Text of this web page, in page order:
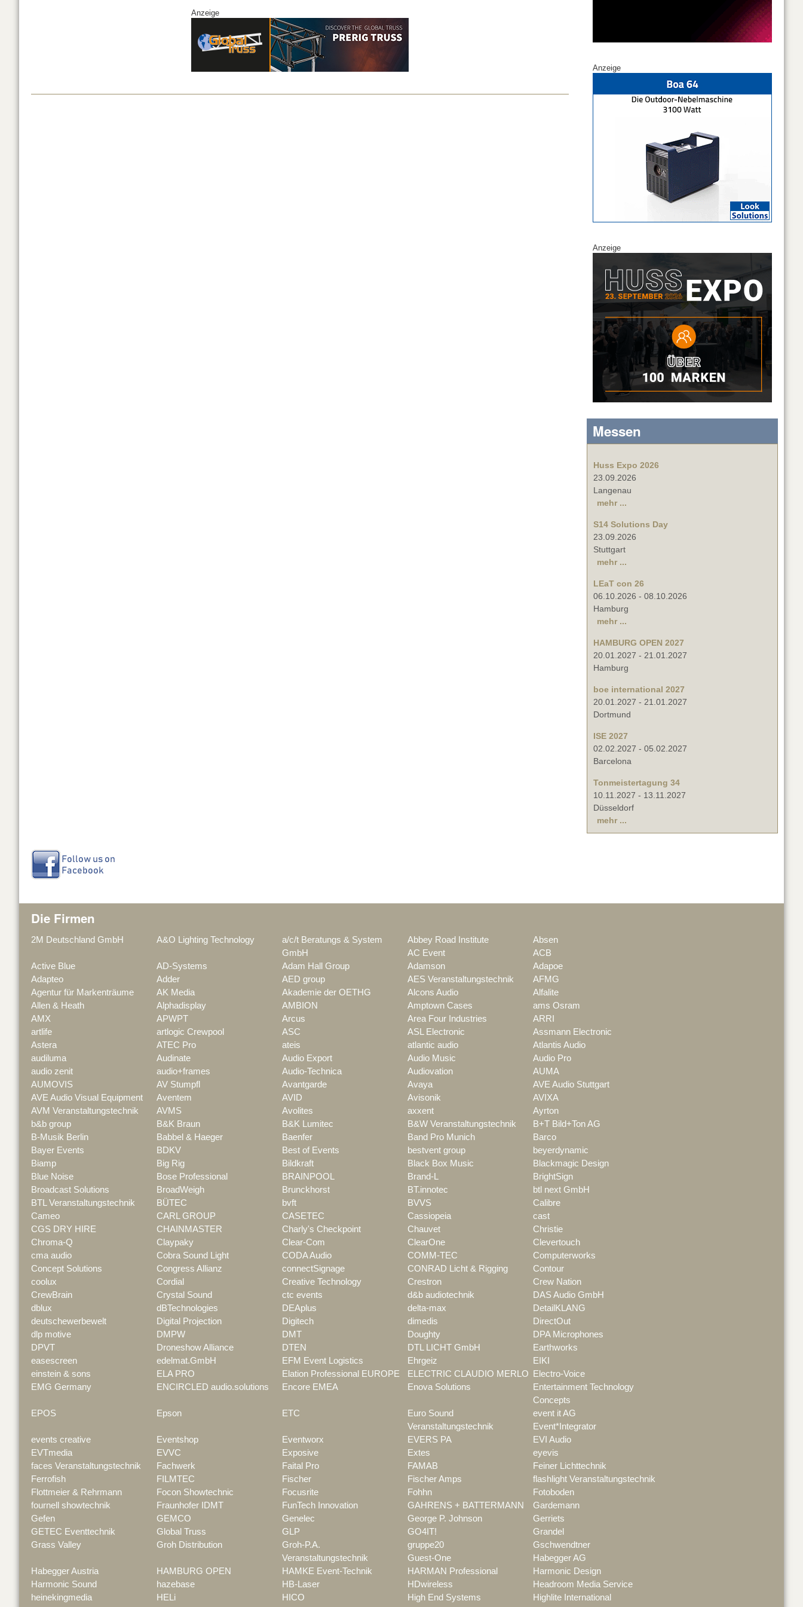
Anzeige
Anzeige
Anzeige
Messen
Huss Expo 2026
23.09.2026
Langenau
mehr ...
S14 Solutions Day
23.09.2026
Stuttgart
mehr ...
LEaT con 26
06.10.2026 - 08.10.2026
Hamburg
mehr ...
HAMBURG OPEN 2027
20.01.2027 - 21.01.2027
Hamburg
boe international 2027
20.01.2027 - 21.01.2027
Dortmund
ISE 2027
02.02.2027 - 05.02.2027
Barcelona
Tonmeistertagung 34
10.11.2027 - 13.11.2027
Düsseldorf
mehr ...
Die Firmen
2M Deutschland GmbH A&O Lighting Technology
a/c/t Beratungs & System
GmbH
Abbey Road Institute
Absen
AC Event
ACB
Active Blue
AD-Systems Adam Hall Group Adamson
Adapoe
Adapteo
Adder AED group AES Veranstaltungstechnik
AFMG
Agentur für Markenträume
AK Media Akademie der OETHG Alcons Audio
Alfalite
Allen & Heath
Alphadisplay AMBION Amptown Cases
ams Osram
AMX
APWPT Arcus Area Four Industries
ARRI
artlife
artlogic Crewpool ASC ASL Electronic
Assmann Electronic
Astera
ATEC Pro ateis atlantic audio
Atlantis Audio
audiluma
Audinate Audio Export Audio Music
Audio Pro
audio zenit
audio+frames Audio-Technica Audiovation
AUMA
AUMOVIS
AV Stumpfl Avantgarde Avaya
AVE Audio Stuttgart
AVE Audio Visual Equipment
Aventem AVID Avisonik
AVIXA
AVM Veranstaltungstechnik
AVMS Avolites axxent
Ayrton
b&b group
B&K Braun B&K Lumitec B&W Veranstaltungstechnik
B+T Bild+Ton AG
B-Musik Berlin
Babbel & Haeger Baenfer Band Pro Munich
Barco
Bayer Events
BDKV Best of Events bestvent group
beyerdynamic
Biamp
Big Rig Bildkraft Black Box Music
Blackmagic Design
Blue Noise
Bose Professional BRAINPOOL Brand-L
BrightSign
Broadcast Solutions
BroadWeigh Brunckhorst BT.innotec
btl next GmbH
BTL Veranstaltungstechnik
BÜTEC bvft BVVS
Calibre
Cameo
CARL GROUP CASETEC Cassiopeia
cast
CGS DRY HIRE
CHAINMASTER Charly's Checkpoint Chauvet
Christie
Chroma-Q
Claypaky Clear-Com ClearOne
Clevertouch
cma audio
Cobra Sound Light CODA Audio COMM-TEC
Computerworks
Concept Solutions
Congress Allianz connectSignage CONRAD Licht & Rigging
Contour
coolux
Cordial Creative Technology Crestron
Crew Nation
CrewBrain
Crystal Sound ctc events d&b audiotechnik
DAS Audio GmbH
dblux
dBTechnologies DEAplus delta-max
DetailKLANG
deutschewerbewelt
Digital Projection Digitech dimedis
DirectOut
dlp motive
DMPW DMT Doughty
DPA Microphones
DPVT
Droneshow Alliance DTEN DTL LICHT GmbH
Earthworks
easescreen
edelmat.GmbH EFM Event Logistics Ehrgeiz
EIKI
einstein & sons
ELA PRO Elation Professional EUROPE ELECTRIC CLAUDIO MERLO
Electro-Voice
EMG Germany
ENCIRCLED audio.solutions Encore EMEA Enova Solutions
Entertainment Technology
Concepts
EPOS
Epson ETC
Euro Sound
Veranstaltungstechnik
event it AG
Event*Integrator
events creative
Eventshop Eventworx EVERS PA
EVI Audio
EVTmedia
EVVC Exposive Extes
eyevis
faces Veranstaltungstechnik
Fachwerk Faital Pro FAMAB
Feiner Lichttechnik
Ferrofish
FILMTEC Fischer Fischer Amps
flashlight Veranstaltungstechnik
Flottmeier & Rehrmann
Focon Showtechnic Focusrite Fohhn
Fotoboden
fournell showtechnik
Fraunhofer IDMT FunTech Innovation GAHRENS + BATTERMANN
Gardemann
Gefen
GEMCO Genelec George P. Johnson
Gerriets
GETEC Eventtechnik
Global Truss GLP GO4IT!
Grandel
Grass Valley
Groh Distribution
Groh-P.A.
Veranstaltungstechnik
gruppe20
Gschwendtner
Guest-One
Habegger AG
Habegger Austria
HAMBURG OPEN HAMKE Event-Technik HARMAN Professional
Harmonic Design
Harmonic Sound
hazebase HB-Laser HDwireless
Headroom Media Service
heinekingmedia
HELi HICO High End Systems
Highlite International